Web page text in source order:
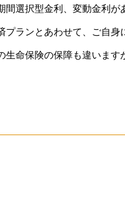
選択型金利、変動金利が
ランとあわせて、ご自身
命保険の保障も違います